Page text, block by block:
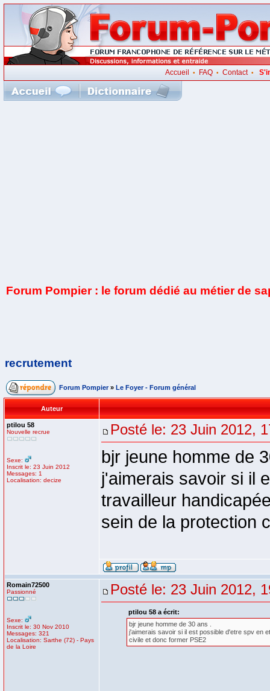
Accueil • FAQ• Contact•
Forum Pompier : le forum dédié au métier de
recrutement
Forum Pompier » Le Foyer - Forum général
Auteur
ptilou 58
Nouvelle recrue
Sexe:
Inscrit le: 23 Juin 2012
Messages: 1
Localisation: decize
Posté le: 23 Juin 2012,
bjr jeune homme de
j'aimerais savoir si il
travailleur
sein de la protection
Romain72500
Passionné
Sexe:
Inscrit le: 30 Nov 2010
Messages: 321
Localisation: Sarthe (72) - Pays
de la Loire
Posté le: 23 Juin 2012,
ptilou 58 a écrit:
bjr jeune homme de 30 ans .
j'aimerais savoir si il est possible d'etre spv en
civile et donc former PSE2